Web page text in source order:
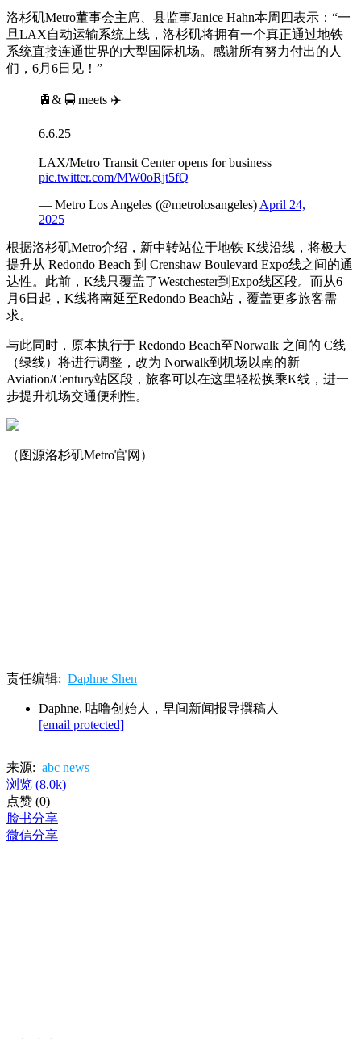
洛杉矶Metro董事会主席、县监事Janice Hahn本周四表示：“一
旦LAX自动运输系统上线，洛杉矶将拥有一个真正通过地铁
系统直接连通世界的大型国际机场。感谢所有努力付出的人
们，6月6日见！”
🚊& 🚍 meets ✈️
6.6.25
LAX/Metro Transit Center opens for business
pic.twitter.com/MW0oRjt5fQ
— Metro Los Angeles (@metrolosangeles) April 24,
2025
根据洛杉矶Metro介绍，新中转站位于地铁 K线沿线，将极大
提升从 Redondo Beach 到 Crenshaw Boulevard Expo线之间的通
达性。此前，K线只覆盖了Westchester到Expo线区段。而从6
月6日起，K线将南延至Redondo Beach站，覆盖更多旅客需
求。
与此同时，原本执行于 Redondo Beach至Norwalk 之间的 C线
（绿线）将进行调整，改为 Norwalk到机场以南的新
Aviation/Century站区段，旅客可以在这里轻松换乘K线，进一
步提升机场交通便利性。
（图源洛杉矶Metro官网）
责任编辑: Daphne Shen
Daphne, 咕噜创始人，早间新闻报导撰稿人
[email protected]
来源: abc news
浏览 (8.0k)
点赞 (0)
脸书分享
微信分享